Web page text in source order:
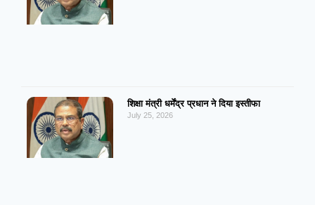
शिक्षा मंत्री धर्मेंद्र प्रधान ने दिया इस्तीफा
July 25, 2026